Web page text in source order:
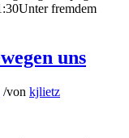
Unter fremdem
uns
/von kjlietz